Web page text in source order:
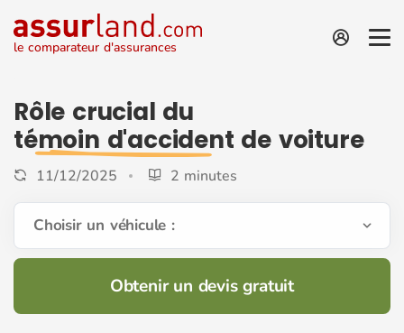
le comparateur d'assurances
Rôle crucial du
témoin d'accident de voiture
11/12/2025 2 minutes
Choisir un véhicule :
Obtenir un devis gratuit